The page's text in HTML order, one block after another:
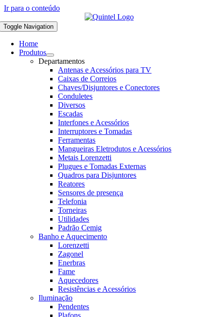
Ir para o conteúdo
Toggle Navigation
Home
Produtos
Departamentos
Antenas e Acessórios para TV
Caixas de Correios
Chaves/Disjuntores e Conectores
Conduletes
Diversos
Escadas
Interfones e Acessórios
Interruptores e Tomadas
Ferramentas
Mangueiras Eletrodutos e Acessórios
Metais Lorenzetti
Plugues e Tomadas Externas
Quadros para Disjuntores
Reatores
Sensores de presença
Telefonia
Torneiras
Utilidades
Padrão Cemig
Banho e Aquecimento
Lorenzetti
Zagonel
Enerbras
Fame
Aquecedores
Resistências e Acessórios
Iluminação
Pendentes
Plafons